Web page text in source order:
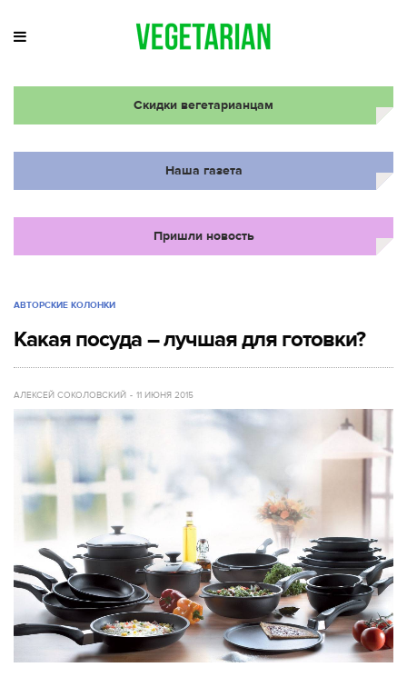
Скидки вегетарианцам
Наша газета
Пришли новость
АВТОРСКИЕ КОЛОНКИ
Какая посуда – лучшая для готовки?
АЛЕКСЕЙ СОКОЛОВСКИЙ 11 ИЮНЯ 2015